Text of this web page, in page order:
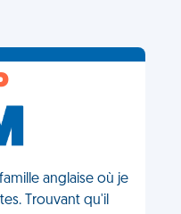
anglaise où je
Trouvant qu'il